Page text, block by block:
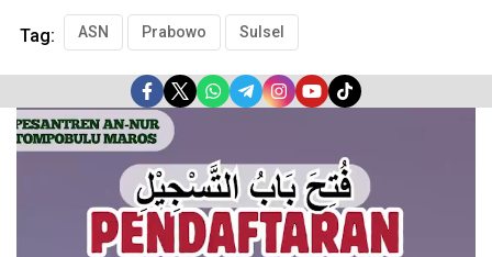
Tag: ASN Prabowo Sulsel
Pemutar
Video